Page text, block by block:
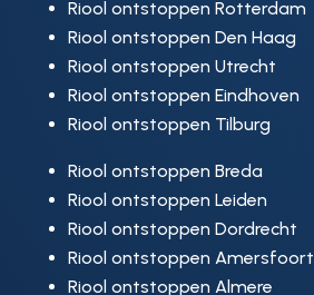
Riool ontstoppen Rotterdam
Riool ontstoppen Den Haag
Riool ontstoppen Utrecht
Riool ontstoppen Eindhoven
Riool ontstoppen Tilburg
Riool ontstoppen Breda
Riool ontstoppen Leiden
Riool ontstoppen Dordrecht
Riool ontstoppen Amersfoort
Riool ontstoppen Almere